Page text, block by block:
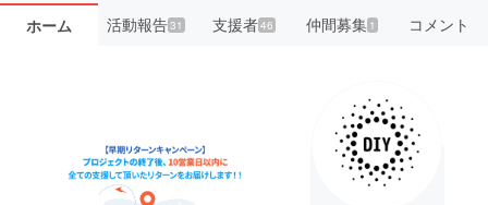
ホーム 活動報告31 支援者46 仲間募集 1 コメント